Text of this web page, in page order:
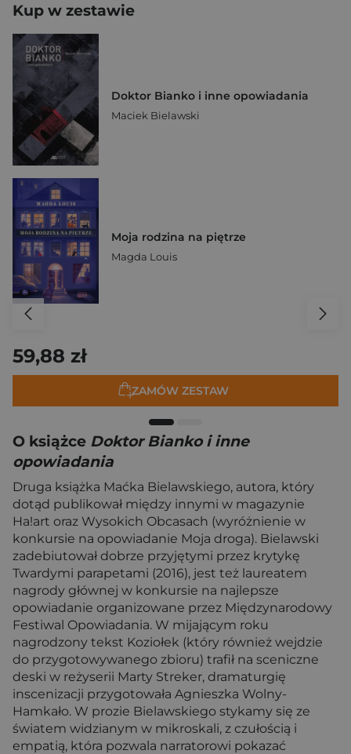
Kup w zestawie
Doktor Bianko i inne opowiadania
Maciek Bielawski
Moja rodzina na piętrze
Magda Louis
59,88 zł
ZAMÓW ZESTAW
O książce Doktor Bianko i inne
opowiadania
Druga książka Maćka Bielawskiego, autora, który
dotąd publikował między innymi w magazynie
Ha!art oraz Wysokich Obcasach (wyróżnienie w
konkursie na opowiadanie Moja droga). Bielawski
zadebiutował dobrze przyjętymi przez krytykę
Twardymi parapetami (2016), jest też laureatem
nagrody głównej w konkursie na najlepsze
opowiadanie organizowane przez Międzynarodowy
Festiwal Opowiadania. W mijającym roku
nagrodzony tekst Koziołek (który również wejdzie
do przygotowywanego zbioru) trafił na sceniczne
deski w reżyserii Marty Streker, dramaturgię
inscenizacji przygotowała Agnieszka Wolny-
Hamkało. W prozie Bielawskiego stykamy się ze
światem widzianym w mikroskali, z czułością i
empatią, która pozwala narratorowi pokazać